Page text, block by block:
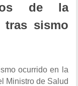
de la
tras sismo
ocurrido en la
Ministro de Salud